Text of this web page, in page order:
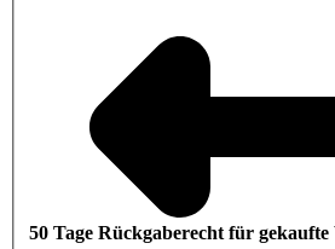
50 Tage Rückgaberecht für gekaufte